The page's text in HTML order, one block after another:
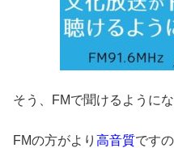
そう、FMで聞けるように
FMの方がより 高音質です